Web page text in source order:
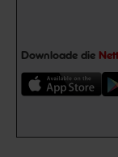
Downloade die